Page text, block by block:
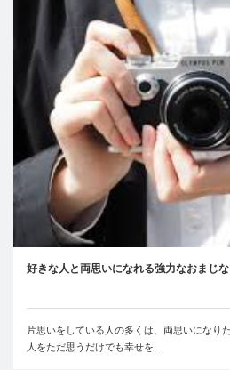
好きな人と両思いになれる強力なおまじ
片思いをしている人の多くは、両思いになり
人をただ思うだけでも幸せを…